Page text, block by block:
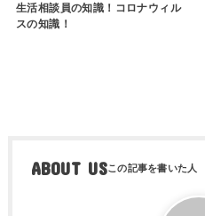
生活相談員の知識！コロナウィル
スの知識！
ABOUT US